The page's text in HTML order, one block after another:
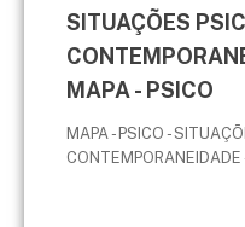
SITUAÇÕES
MAPA - PSICO
MAPA - PSICO -